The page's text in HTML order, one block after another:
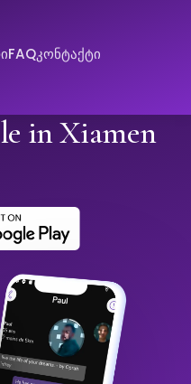
FAQკონტაქტი
in Xiamen